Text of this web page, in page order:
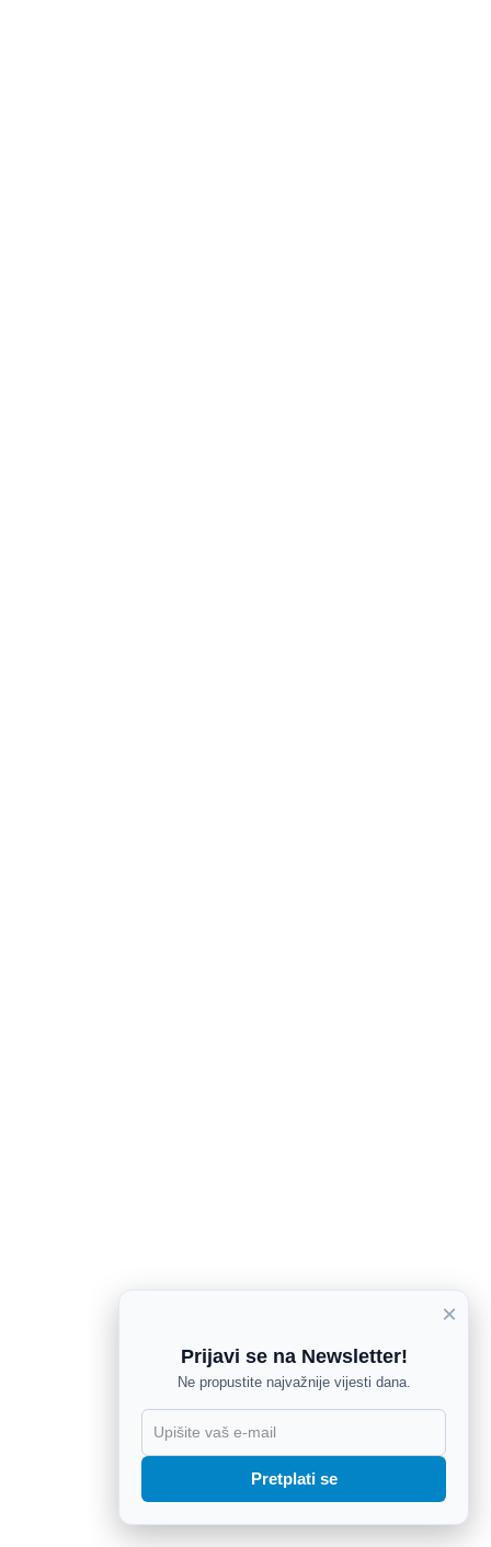
×
Prijavi se na Newsletter!
Ne propustite najvažnije vijesti dana.
Pretplati se